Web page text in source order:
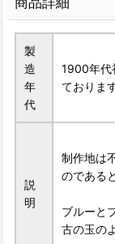
製
造
年
代
1900年代
ております
説
明
制作地は
のである
ブルーと
古の玉の